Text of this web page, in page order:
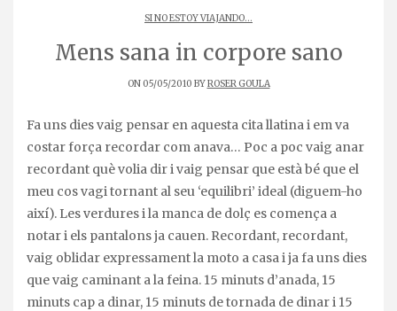
SI NO ESTOY VIAJANDO...
Mens sana in corpore sano
ON 05/05/2010 BYROSER GOULA
Fa uns dies vaig pensar en aquesta cita llatina i em va
costar força recordar com anava… Poc a poc vaig anar
recordant què volia dir i vaig pensar que està bé que el
meu cos vagi tornant al seu ‘equilibri’ ideal (diguem-ho
així). Les verdures i la manca de dolç es comença a
notar i els pantalons ja cauen. Recordant, recordant,
vaig oblidar expressament la moto a casa i ja fa uns dies
que vaig caminant a la feina. 15 minuts d’anada, 15
minuts cap a dinar, 15 minuts de tornada de dinar i 15